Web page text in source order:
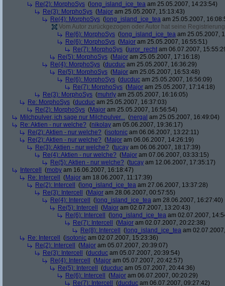
Re(2): MorphoSys ( long_island_ice_tea am 25.05.2007, 14:23:54)
Re(3): MorphoSys (Major am 25.05.2007, 15:13:43)
Re(4): MorphoSys ( long_island_ice_tea am 25.05.2007,
Vom Autor zurückgezogen oder Autor hat seine
Re(6): MorphoSys ( long_island_ice_tea am 25.05.2007,
Re(6): MorphoSys (Major am 25.05.2007, 16:55:51)
Re(7): MorphoSys (juror_recht am 06.07.2007,
Re(5): MorphoSys (Major am 25.05.2007, 17:16:18)
Re(4): MorphoSys (ducduc am 25.05.2007, 16:36:29)
Re(5): MorphoSys (Major am 25.05.2007, 16:53:48)
Re(6): MorphoSys (ducduc am 25.05.2007, 16:56:09)
Re(7): MorphoSys (Major am 25.05.2007, 17:14:18)
Re(3): MorphoSys (muhrly am 25.05.2007, 16:16:05)
Re: MorphoSys (ducduc am 25.05.2007, 16:37:03)
Re(2): MorphoSys (Major am 25.05.2007, 16:56:54)
Milchpulver, ich sage nur Milchpulver... (nergal am 25.05.2007, 16:49:04)
Re: Aktien - nur welche? (nikolay am 05.06.2007, 19:36:17)
Re(2): Aktien - nur welche? (isotonic am 06.06.2007, 13:22:11)
Re(2): Aktien - nur welche? (Major am 06.06.2007, 14:26:19)
Re(3): Aktien - nur welche? (tucay am 06.06.2007, 18:17:39)
Re(4): Aktien - nur welche? (Major am 07.06.2007, 03:33:15)
Re(5): Aktien - nur welche? (tucay am 12.06.2007, 17:35:17)
Intercell
(moby am 16.06.2007, 16:18:47)
Re: Intercell
(Major am 18.06.2007, 11:17:39)
Re(2): Intercell
( long_island_ice_tea am 27.06.2007, 13:37:28)
Re(3): Intercell
(Major am 28.06.2007, 00:57:55)
Re(4): Intercell
( long_island_ice_tea am 28.06.2007, 16:27:40)
Re(5): Intercell
(Major am 02.07.2007, 13:20:43)
Re(6): Intercell
( long_island_ice_tea am 02.07.2007,
Re(7): Intercell
(Major am 02.07.2007, 20:22:38)
Re(8): Intercell
( long_island_ice_tea am
Re: Intercell
(isotonic am 02.07.2007, 15:23:36)
Re(2): Intercell
(Major am 05.07.2007, 20:39:07)
Re(3): Intercell
(ducduc am 05.07.2007, 20:39:54)
Re(4): Intercell
(Major am 05.07.2007, 20:42:57)
Re(5): Intercell
(ducduc am 05.07.2007, 20:44:36)
Re(6): Intercell
(Major am 06.07.2007, 00:20:29)
Re(7): Intercell
(ducduc am 06.07.2007, 09:27:42)